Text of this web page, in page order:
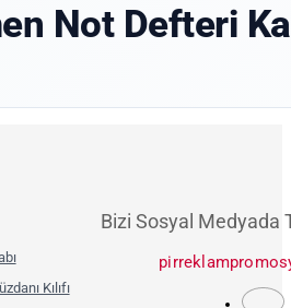
Not Defteri
Kılıfı
Bizi Sosyal Medyada